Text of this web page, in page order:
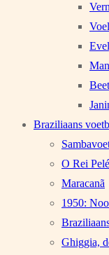
Braziliaans
O Rei Pelé
Maracanã
1950:
Ghiggia,